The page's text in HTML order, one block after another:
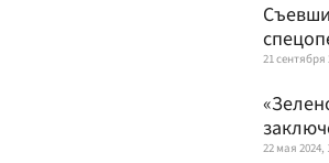
21 сентября
22 мая 2024,